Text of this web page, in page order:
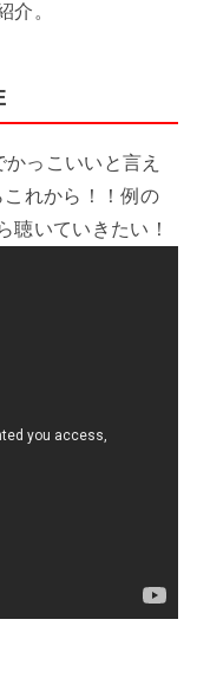
介。
かっこいいと言え
れから！！例の
聴いていきたい！